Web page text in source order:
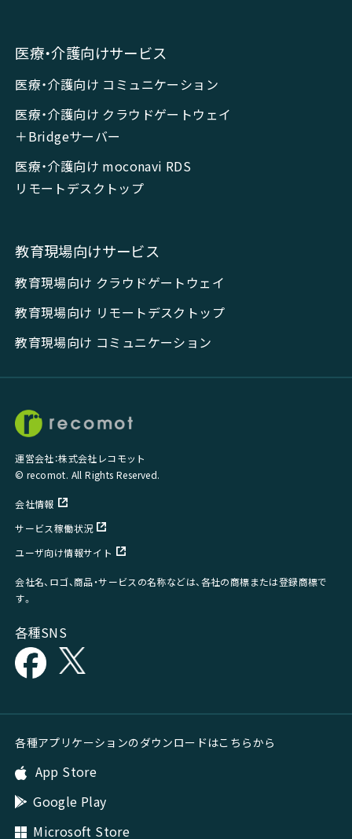
医療・介護向けサービス
医療・介護向け コミュニケーション
医療・介護向け クラウドゲートウェイ
＋Bridgeサーバー
医療・介護向け moconavi RDS
リモートデスクトップ
教育現場向けサービス
教育現場向け クラウドゲートウェイ
教育現場向け リモートデスクトップ
教育現場向け コミュニケーション
運営会社：株式会社レコモット
© recomot. All Rights Reserved.
会社情報
サービス稼働状況
ユーザ向け情報サイト
会社名、ロゴ、商品・サービスの名称などは、各社の商標または登録商標で
す。
各種SNS
各種アプリケーションのダウンロードはこちらから
App Store
Google Play
Microsoft Store